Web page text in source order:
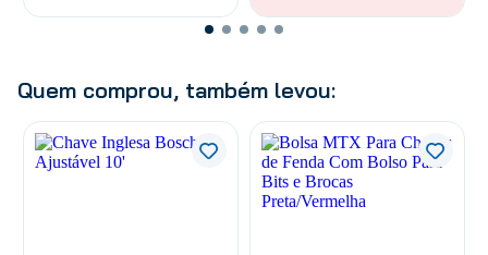
Quem comprou, também levou: